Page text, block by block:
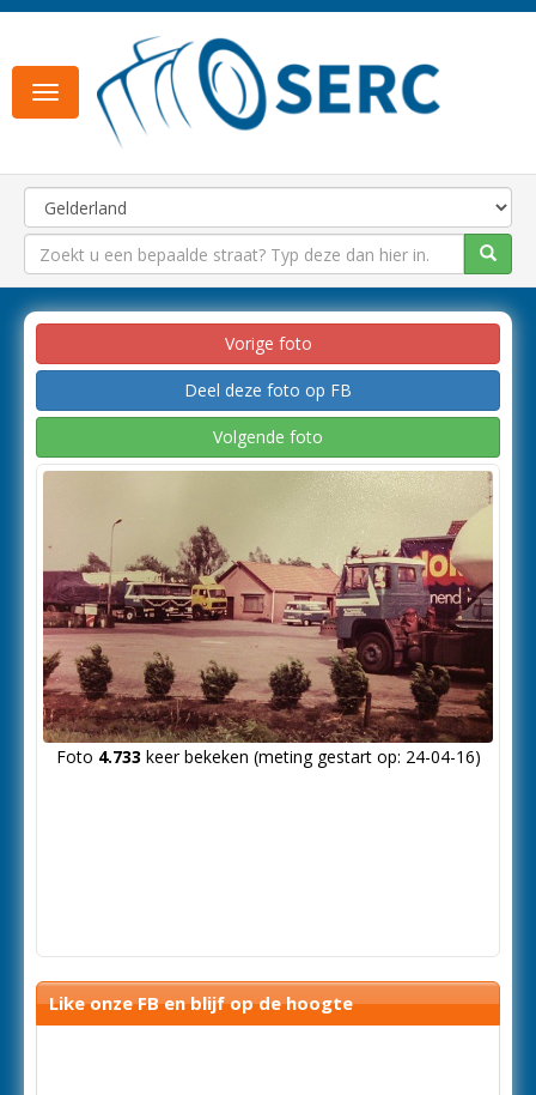
Toggle
navigation
Vorige foto
Deel deze foto op FB
Volgende foto
Foto 4.733 keer bekeken (meting gestart op: 24-04-16)
Like onze FB en blijf op de hoogte